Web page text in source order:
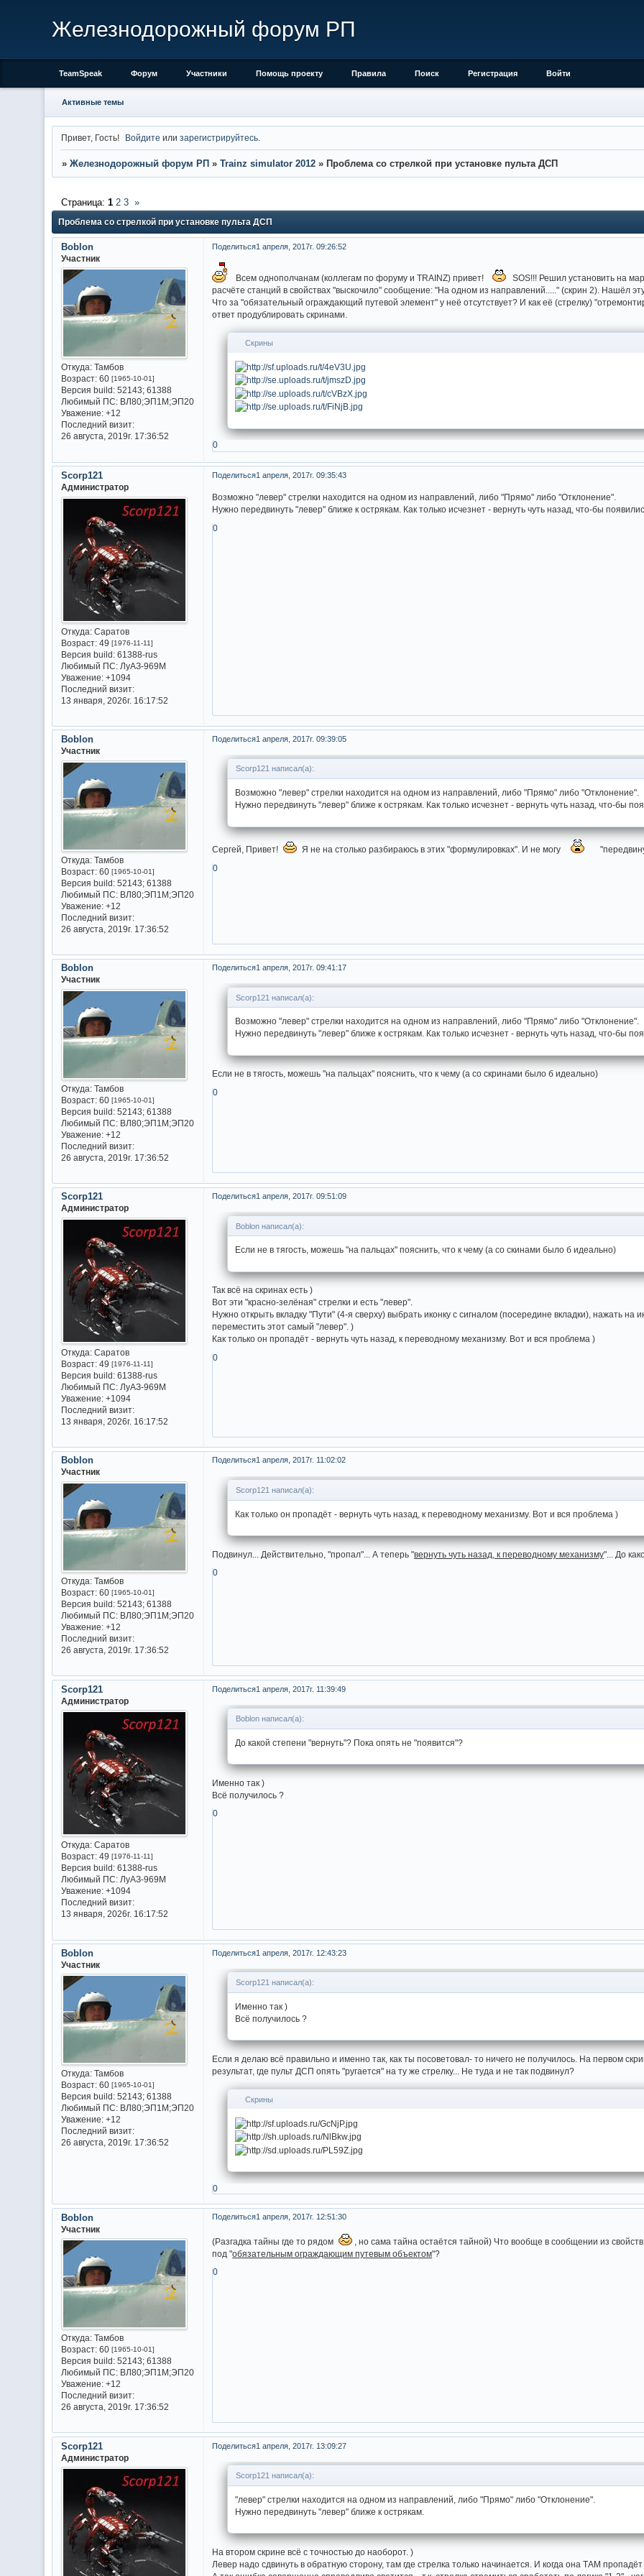
Железнодорожный форум РП
TeamSpeak Форум Участники Помощь проекту Правила Поиск Регистрация Войти
Активные темы
Привет, Гость! Войдите илизарегистрируйтесь
» Железнодорожный форум РП » Trainz simulator 2012 » Проблема со стрелкой при установке пульта ДСП
Проблема со стрелкой при установке пульта ДСП
Страница: 1 2 3 »
Поделиться1 апреля, 2017г. 09:26:52
Boblon
Участник
Откуда:Тамбов
Возраст:60 [1965-10-01]
Версия build:52143; 61388
Любимый ПС:ВЛ80;ЭП1М;ЭП20
Уважение: +12
Последний визит:
26 августа, 2019г. 17:36:52
Всем однополчанам (коллегам по форуму и TRAINZ) привет!
SOS!!! Решил установить на
расчёте станций в свойствах "выскочило" сообщение: "На одном из направлений....." (скрин 2). Нашёл
Что за "обязательный ограждающий путевой элемент" у неё отсутствует? И как её (стрелку)
ответ продублировать скринами.
Скрины
0
Поделиться1 апреля, 2017г. 09:35:43
Scorp121
Администратор
Откуда:Саратов
Возраст:49 [1976-11-11]
Версия build:61388-rus
Любимый ПС:ЛуАЗ-969М
Уважение: +1094
Последний визит:
13 января, 2026г. 16:17:52
Возможно "левер" стрелки находится на одном из направлений, либо "Прямо" либо "Отклонение".
Нужно передвинуть "левер" ближе к острякам. Как только исчезнет - вернуть чуть назад, что-бы
0
Поделиться1 апреля, 2017г. 09:39:05
Boblon
Участник
Откуда:Тамбов
Возраст:60 [1965-10-01]
Версия build:52143; 61388
Любимый ПС:ВЛ80;ЭП1М;ЭП20
Уважение: +12
Последний визит:
26 августа, 2019г. 17:36:52
Scorp121 написал(а):
Возможно "левер" стрелки находится на одном из направлений, либо "Прямо" либо "Отклонение".
Нужно передвинуть "левер" ближе к острякам. Как только исчезнет - вернуть чуть назад, что-бы
Сергей, Привет! Я не на столько разбираюсь в этих "формулировках". И не могу
0
Поделиться1 апреля, 2017г. 09:41:17
Boblon
Участник
Откуда:Тамбов
Возраст:60 [1965-10-01]
Версия build:52143; 61388
Любимый ПС:ВЛ80;ЭП1М;ЭП20
Уважение: +12
Последний визит:
26 августа, 2019г. 17:36:52
Scorp121 написал(а):
Возможно "левер" стрелки находится на одном из направлений, либо "Прямо" либо "Отклонение".
Нужно передвинуть "левер" ближе к острякам. Как только исчезнет - вернуть чуть назад, что-бы
Если не в тягость, можешь "на пальцах" пояснить, что к чему (а со скринами было б идеально)
0
Поделиться1 апреля, 2017г. 09:51:09
Scorp121
Администратор
Откуда:Саратов
Возраст:49 [1976-11-11]
Версия build:61388-rus
Любимый ПС:ЛуАЗ-969М
Уважение: +1094
Последний визит:
13 января, 2026г. 16:17:52
Boblon написал(а):
Если не в тягость, можешь "на пальцах" пояснить, что к чему (а со скинами было б идеально)
Так всё на скринах есть )
Вот эти "красно-зелёная" стрелки и есть "левер".
Нужно открыть вкладку "Пути" (4-я сверху) выбрать иконку с сигналом (посередине вкладки), нажать на
переместить этот самый "левер". )
Как только он пропадёт - вернуть чуть назад, к переводному механизму. Вот и вся проблема )
0
Поделиться1 апреля, 2017г. 11:02:02
Boblon
Участник
Откуда:Тамбов
Возраст:60 [1965-10-01]
Версия build:52143; 61388
Любимый ПС:ВЛ80;ЭП1М;ЭП20
Уважение: +12
Последний визит:
26 августа, 2019г. 17:36:52
Scorp121 написал(а):
Как только он пропадёт - вернуть чуть назад, к переводному механизму. Вот и вся проблема )
Подвинул... Действительно, "пропал"... А теперь "вернуть чуть назад, к переводному механизму"... До
0
Поделиться1 апреля, 2017г. 11:39:49
Scorp121
Администратор
Откуда:Саратов
Возраст:49 [1976-11-11]
Версия build:61388-rus
Любимый ПС:ЛуАЗ-969М
Уважение: +1094
Последний визит:
13 января, 2026г. 16:17:52
Boblon написал(а):
До какой степени "вернуть"? Пока опять не "появится"?
Именно так )
Всё получилось ?
0
Поделиться1 апреля, 2017г. 12:43:23
Boblon
Участник
Откуда:Тамбов
Возраст:60 [1965-10-01]
Версия build:52143; 61388
Любимый ПС:ВЛ80;ЭП1М;ЭП20
Уважение: +12
Последний визит:
26 августа, 2019г. 17:36:52
Scorp121 написал(а):
Именно так )
Всё получилось ?
Если я делаю всё правильно и именно так, как ты посоветовал- то ничего не получилось. На первом
результат, где пульт ДСП опять "ругается" на ту же стрелку... Не туда и не так подвинул?
Скрины
0
Поделиться1 апреля, 2017г. 12:51:30
Boblon
Участник
Откуда:Тамбов
Возраст:60 [1965-10-01]
Версия build:52143; 61388
Любимый ПС:ВЛ80;ЭП1М;ЭП20
Уважение: +12
Последний визит:
26 августа, 2019г. 17:36:52
(Разгадка тайны где то рядом
, но сама тайна остаётся тайной) Что вообще в сообщении из
под "обязательным ограждающим путевым объектом"?
0
Поделиться1 апреля, 2017г. 13:09:27
Scorp121
Администратор
Scorp121 написал(а):
"левер" стрелки находится на одном из направлений, либо "Прямо" либо "Отклонение".
Нужно передвинуть "левер" ближе к острякам.
На втором скрине всё с точностью до наоборот. )
Левер надо сдвинуть в обратную сторону, там где стрелка только начинается. И когда она ТАМ пропадёт